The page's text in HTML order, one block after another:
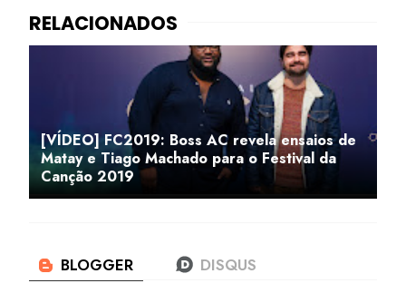
[VÍDEO] FC2019: Boss AC revela ensaios de
Matay e Tiago Machado para o Festival da
Canção 2019